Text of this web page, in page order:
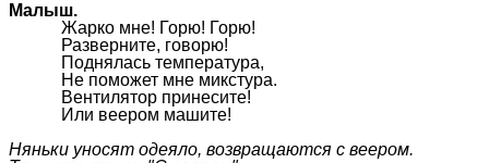
Малыш.
Жарко мне! Горю! Горю!
Разверните, говорю!
Поднялась температура,
Не поможет мне микстура.
Вентилятор принесите!
Или веером машите!
Няньки уносят одеяло, возвращаются с веером.